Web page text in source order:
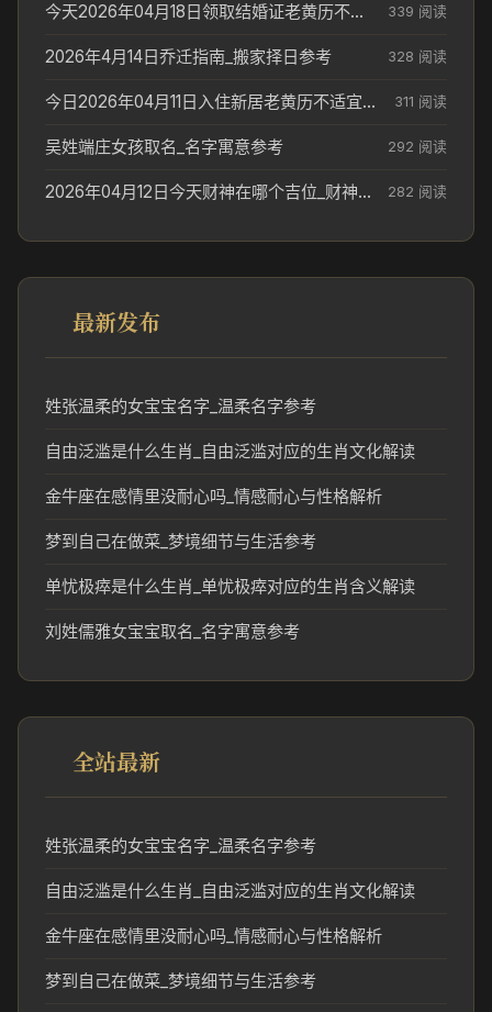
今天2026年04月18日领取结婚证老黄历不适合吗_领证日期参考 339 阅读
2026年4月14日乔迁指南_搬家择日参考 328 阅读
今日2026年04月11日入住新居老黄历不适宜吗_搬家择日参考 311 阅读
吴姓端庄女孩取名_名字寓意参考 292 阅读
2026年04月12日今天财神在哪个吉位_财神方位参考 282 阅读
最新发布
姓张温柔的女宝宝名字_温柔名字参考
自由泛滥是什么生肖_自由泛滥对应的生肖文化解读
金牛座在感情里没耐心吗_情感耐心与性格解析
梦到自己在做菜_梦境细节与生活参考
单忧极瘁是什么生肖_单忧极瘁对应的生肖含义解读
刘姓儒雅女宝宝取名_名字寓意参考
全站最新
姓张温柔的女宝宝名字_温柔名字参考
自由泛滥是什么生肖_自由泛滥对应的生肖文化解读
金牛座在感情里没耐心吗_情感耐心与性格解析
梦到自己在做菜_梦境细节与生活参考